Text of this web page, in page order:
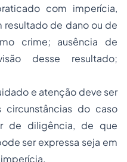
com imperícia,
de dano ou de
crime; ausência de
desse resultado;
e atenção deve ser
do caso
de diligência, de que
ser expressa seja em